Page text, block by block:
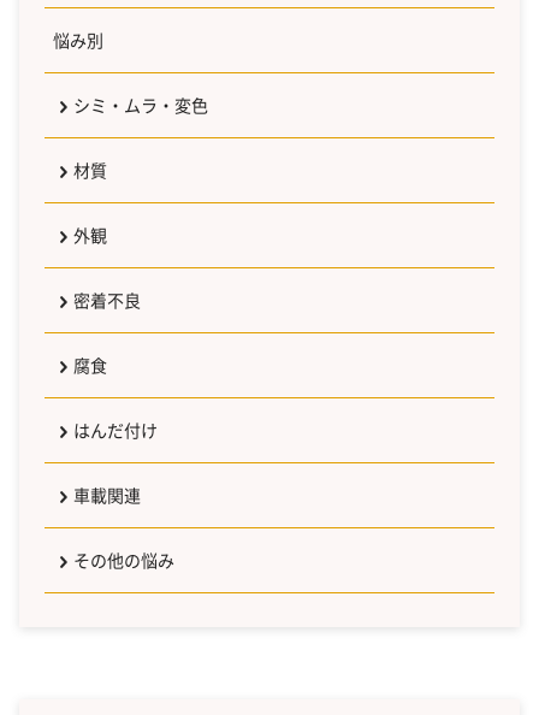
悩み別
シミ・ムラ・変色
材質
外観
密着不良
腐食
はんだ付け
車載関連
その他の悩み